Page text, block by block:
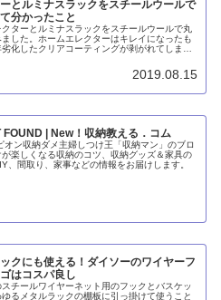
とルミナスラックをスチールウールで
分かったこと
ターとルミナスラックをスチールウールで丸
した。ホームエレクターはキレイになったも
化したクリアコーティングが剥がれてしまい
2019.08.15
FOUND | New！収納教える．コム
オン収納ダメ主婦しつけ王「収納マン」のブロ
が楽しくなる収納のコツ、収納グッズ＆家具の
、間取り、家事などの情報をお届けします。
クにも使える！ダイソーのワイヤーフ
はコスパ良し
スチールワイヤーネット用のフックとバスケッ
ゆるメタルラックの棚板に引っ掛けて使うこと